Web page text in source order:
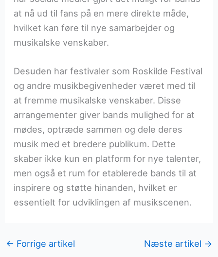
at nå ud til fans på en mere direkte måde,
hvilket kan føre til nye samarbejder og
musikalske venskaber.
Desuden har festivaler som Roskilde Festival
og andre musikbegivenheder været med til
at fremme musikalske venskaber. Disse
arrangementer giver bands mulighed for at
mødes, optræde sammen og dele deres
musik med et bredere publikum. Dette
skaber ikke kun en platform for nye talenter,
men også et rum for etablerede bands til at
inspirere og støtte hinanden, hvilket er
essentielt for udviklingen af musikscenen.
← Forrige artikel Næste artikel →